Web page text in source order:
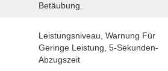
Betäubung.
Leistungsniveau, Warnung Für
Geringe Leistung, 5-Sekunden-
Abzugszeit